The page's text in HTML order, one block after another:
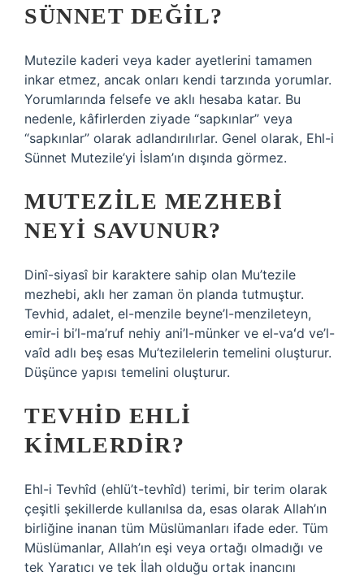
SÜNNET DEĞIL?
Mutezile kaderi veya kader ayetlerini tamamen
inkar etmez, ancak onları kendi tarzında yorumlar.
Yorumlarında felsefe ve aklı hesaba katar. Bu
nedenle, kâfirlerden ziyade “sapkınlar” veya
“sapkınlar” olarak adlandırılırlar. Genel olarak, Ehl-i
Sünnet Mutezile’yi İslam’ın dışında görmez.
MUTEZILE MEZHEBI
NEYI SAVUNUR?
Dinî-siyasî bir karaktere sahip olan Mu’tezile
mezhebi, aklı her zaman ön planda tutmuştur.
Tevhid, adalet, el-menzile beyne’l-menzileteyn,
emir-i bi’l-ma’ruf nehiy ani’l-münker ve el-vaʻd ve’l-
vaîd adlı beş esas Mu’tezilelerin temelini oluşturur.
Düşünce yapısı temelini oluşturur.
TEVHID EHLI
KIMLERDIR?
Ehl-i Tevhîd (ehlü’t-tevhîd) terimi, bir terim olarak
çeşitli şekillerde kullanılsa da, esas olarak Allah’ın
birliğine inanan tüm Müslümanları ifade eder. Tüm
Müslümanlar, Allah’ın eşi veya ortağı olmadığı ve
tek Yaratıcı ve tek İlah olduğu ortak inancını